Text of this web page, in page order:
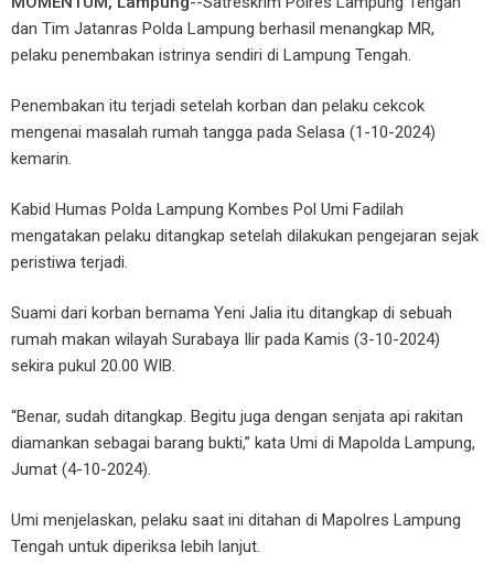
dan Tim Jatanras Polda Lampung berhasil menangkap MR,
pelaku penembakan istrinya sendiri di Lampung Tengah.
Penembakan itu terjadi setelah korban dan pelaku cekcok
mengenai masalah rumah tangga pada Selasa (1-10-2024)
kemarin.
Kabid Humas Polda Lampung Kombes Pol Umi Fadilah
mengatakan pelaku ditangkap setelah dilakukan pengejaran sejak
peristiwa terjadi.
Suami dari korban bernama Yeni Jalia itu ditangkap di sebuah
rumah makan wilayah Surabaya Ilir pada Kamis (3-10-2024)
sekira pukul 20.00 WIB.
“Benar, sudah ditangkap. Begitu juga dengan senjata api rakitan
diamankan sebagai barang bukti,” kata Umi di Mapolda Lampung,
Jumat (4-10-2024).
Umi menjelaskan, pelaku saat ini ditahan di Mapolres Lampung
Tengah untuk diperiksa lebih lanjut.